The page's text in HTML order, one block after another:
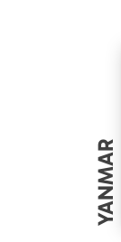
YANMAR